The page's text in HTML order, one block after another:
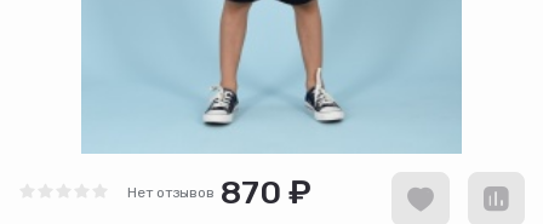
Нет отзывов 870 ₽